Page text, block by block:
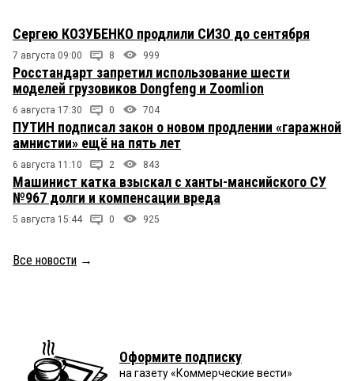
Сергею КОЗУБЕНКО продлили СИЗО до сентября
7 августа 09:00 8 999
Росстандарт запретил использование шести
моделей грузовиков Dongfeng и Zoomlion
6 августа 17:30 0 704
ПУТИН подписал закон о новом продлении «гаражной
амнистии» ещё на пять лет
6 августа 11:10 2 843
Машинист катка взыскал с ханты-мансийского СУ
№967 долги и компенсации вреда
5 августа 15:44 0 925
Все новости →
Оформите подписку
на газету «Коммерческие вести»